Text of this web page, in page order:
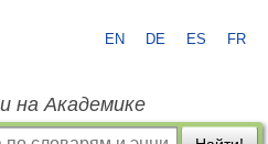
EN DE ES FR
на Академике